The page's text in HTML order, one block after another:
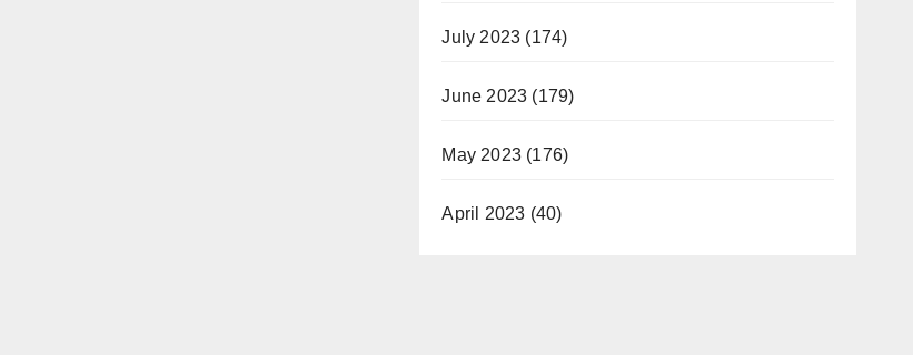
July 2023 (174)
June 2023 (179)
May 2023(176)
April 2023 (40)